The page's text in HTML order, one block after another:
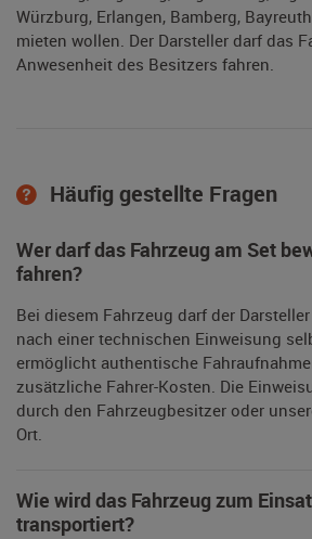
Würzburg, Erlangen, Bamberg,
mieten wollen. Der Darsteller darf das
Anwesenheit des Besitzers fahren.
Häufig gestellte Fragen
Wer darf das Fahrzeug am Set
fahren?
Bei diesem Fahrzeug darf der
nach einer technischen Einweisung
ermöglicht authentische
zusätzliche Fahrer-Kosten. Die
durch den Fahrzeugbesitzer oder
Ort.
Wie wird das Fahrzeug zum
transportiert?